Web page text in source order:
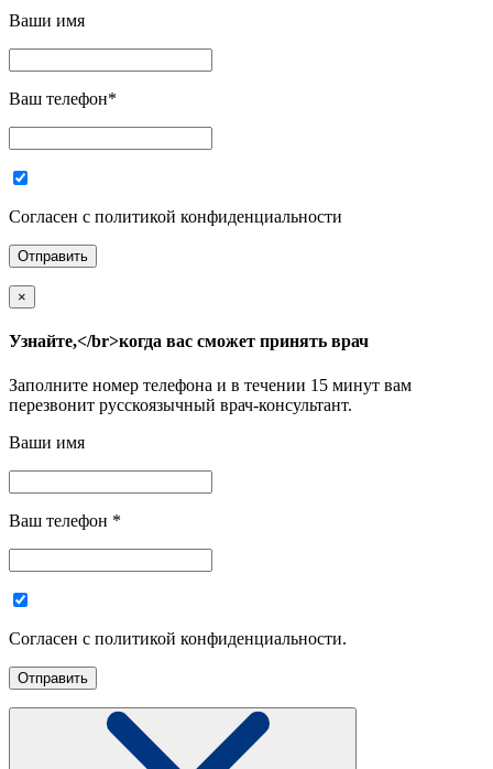
Ваши имя
Ваш телефон*
Согласен с политикой конфиденциальности
×
Узнайте,</br>когда вас сможет принять врач
Заполните номер телефона и в течении 15 минут вам
перезвонит русскоязычный врач-консультант.
Ваши имя
Ваш телефон *
Согласен с политикой конфиденциальности.